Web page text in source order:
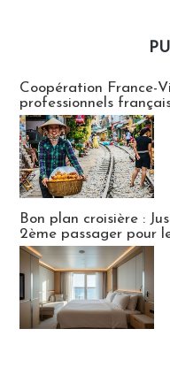
Coopération France-
professionnels
Bon plan croisière :
2ème passager pour